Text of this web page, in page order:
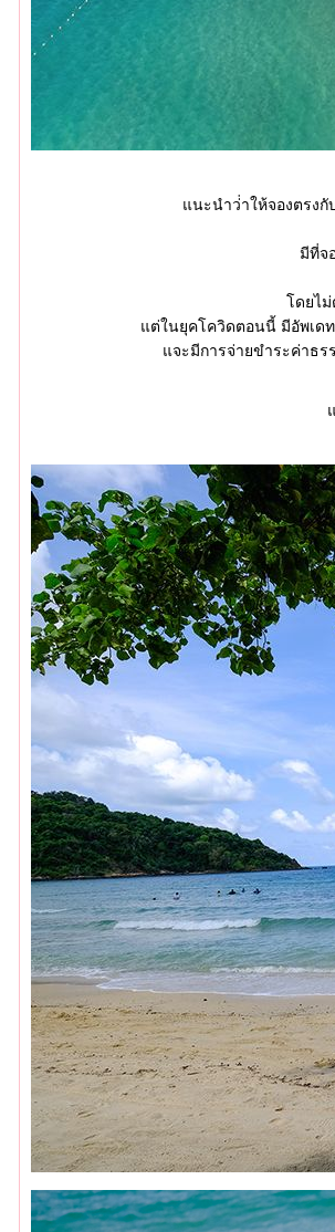
นะนำว่่าให้จองตรงกั
มีที่จ
ดยไม่
ต่ในยุคโควิดตอนนี้ มีอัพเดท
จะมีการจ่ายขำระค่าธร